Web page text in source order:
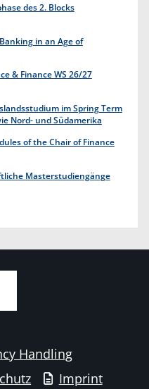
des 2. Blocks
in an Age of
& Finance WS 26/27
im Spring Term
Nord- und Südamerika
of the Chair of Finance
Masterstudiengänge
Handling
Imprint